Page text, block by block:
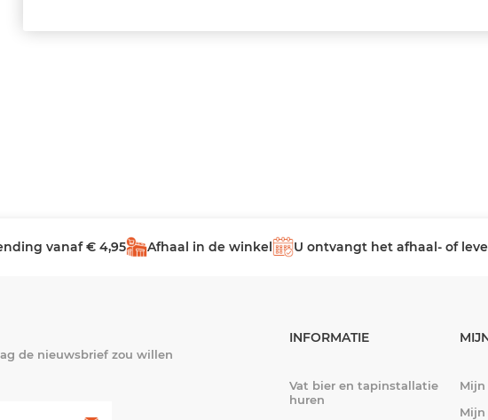
vanaf € 4,95 Afhaal in de winkel U ontvangt het afhaal- of
de nieuwsbrief zou willen
INFORMATIE
Vat bier en tapinstallatie
huren
Mijn
Mijn